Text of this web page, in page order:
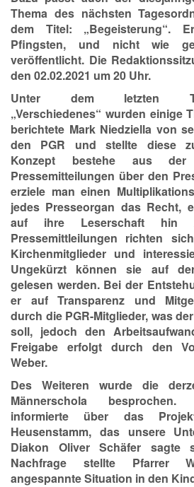
Thema des nächsten
dem Titel: „Begeisterung“.
Pfingsten, und nicht wie
veröffentlicht. Die
den 02.02.2021 um 20 Uhr.
Unter dem letzten
„Verschiedenes“ wurden einige
berichtete Mark Niedziella von
den PGR und stellte diese
Konzept bestehe aus der
Pressemitteilungen über den
erziele man einen
jedes Presseorgan das Recht,
auf ihre Leserschaft hin
Pressemittleilungen richten
Kirchenmitglieder und
Ungekürzt können sie auf
gelesen werden. Bei der
er auf Transparenz und
durch die PGR-Mitglieder, was
soll, jedoch den
Freigabe erfolgt durch den
Weber.
Des Weiteren wurde die
Männerschola
informierte über das
Heusenstamm, das unsere
Diakon Oliver Schäfer sagte
Nachfrage stellte Pfarrer
angespannte Situation in den